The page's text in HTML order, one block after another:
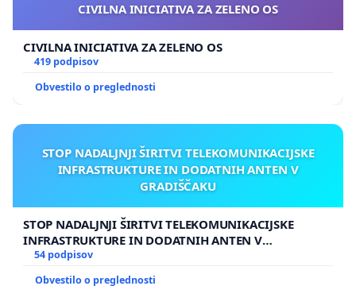
CIVILNA INICIATIVA ZA ZELENO OS
CIVILNA INICIATIVA ZA ZELENO OS
419 podpisov
Obvestilo o preglednosti
STOP NADALJNJI ŠIRITVI TELEKOMUNIKACIJSKE
INFRASTRUKTURE IN DODATNIH ANTEN V
GRADIŠČAKU
STOP NADALJNJI ŠIRITVI TELEKOMUNIKACIJSKE
INFRASTRUKTURE IN DODATNIH ANTEN V
GRADIŠČAKU
54 podpisov
Obvestilo o preglednosti